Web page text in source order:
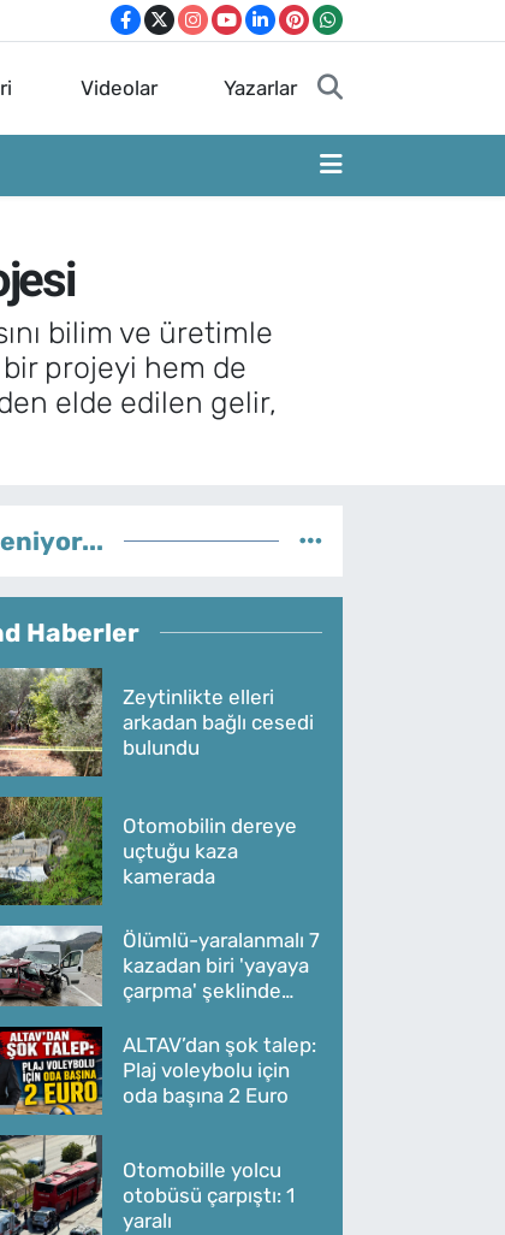
Videolar Yazarlar
bilim ve üretimle
projeyi hem de
elde edilen gelir,
Haberler
Zeytinlikte elleri
arkadan bağlı cesedi
bulundu
Otomobilin dereye
uçtuğu kaza
kamerada
Ölümlü-yaralanmalı 7
kazadan biri 'yayaya
çarpma' şeklinde
ALTAV’dan şok talep:
Plaj voleybolu için
oda başına 2 Euro
Otomobille yolcu
otobüsü çarpıştı: 1
yaralı